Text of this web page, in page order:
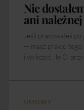
Nie
ani
Jeśli pracowałeś
— masz prawo tego
i wyliczyć, ile Ci
UMOWY